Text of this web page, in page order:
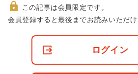
非
この記事は会員限定です。
会員登録すると最後までお読みいただけ
ログイン